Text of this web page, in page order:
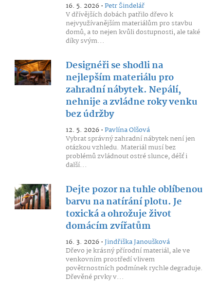
16. 5. 2026 •Petr Šindelář
V dřívějších dobách patřilo dřevo k
nejvyužívanějším materiálům pro stavbu
domů, a to nejen kvůli dostupnosti, ale také
díky svým...
Designéři se shodli na
nejlepším materiálu pro
zahradní nábytek. Nepálí,
nehnije a zvládne roky venku
bez údržby
12. 5. 2026 •Pavlína Olšová
Vybrat správný zahradní nábytek není jen
otázkou vzhledu. Materiál musí bez
problémů zvládnout ostré slunce, déšť i
další...
Dejte pozor na tuhle oblíbenou
barvu na natírání plotu. Je
toxická a ohrožuje život
domácím zvířatům
16. 3. 2026 •Jindřiška Janoušková
Dřevo je krásný přírodní materiál, ale ve
venkovním prostředí vlivem
povětrnostních podmínek rychle degraduje.
Dřevěné prvky v...